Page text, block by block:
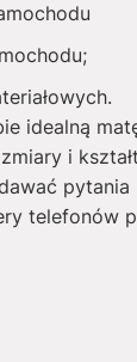
idealną
i
pytania
telefonów